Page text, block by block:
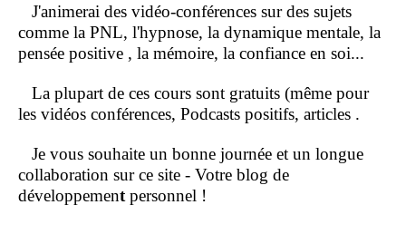
J'animerai des vidéo-conférences sur des sujets
comme la PNL, l'hypnose, la dynamique mentale, la
pensée positive , la mémoire, la confiance en soi...
La plupart de ces cours sont gratuits (même pour
les vidéos conférences, Podcasts positifs, articles .
Je vous souhaite un bonne journée et un longue
collaboration sur ce site - Votre blog de
développement personnel !